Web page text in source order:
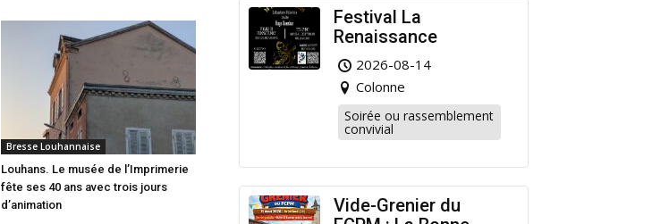
Bresse Louhannaise
Louhans. Le musée de l’Imprimerie
fête ses 40 ans avec trois jours
d’animation
Festival La
Renaissance
2026-08-14
Colonne
Soirée ou rassemblement
convivial
Vide-Grenier du